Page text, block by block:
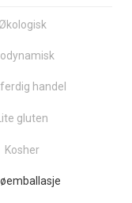
Økologisk
handel
Lite gluten
Kosher